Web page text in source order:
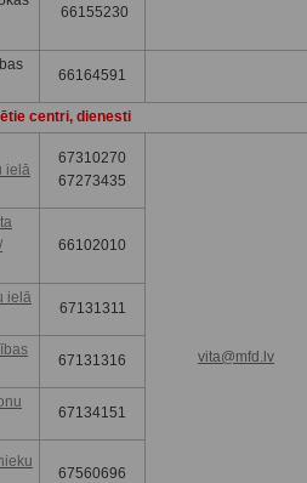
66155230
66164591
centri, dienesti
ielā
67310270
67273435
vita@mfd.lv
66102010
ielā
67131311
67131316
67134151
67560696